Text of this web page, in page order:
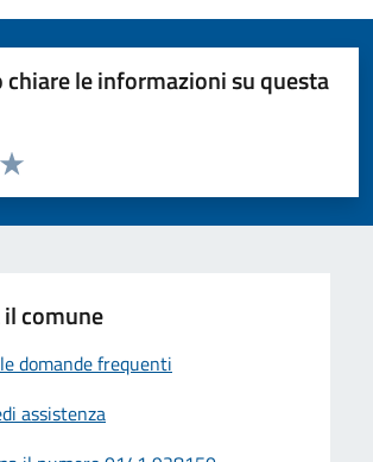
chiare le informazioni su questa
la pagina
5 stelle su 5
4 stelle su 5
su 5
su 5
5
comune
domande frequenti
assistenza